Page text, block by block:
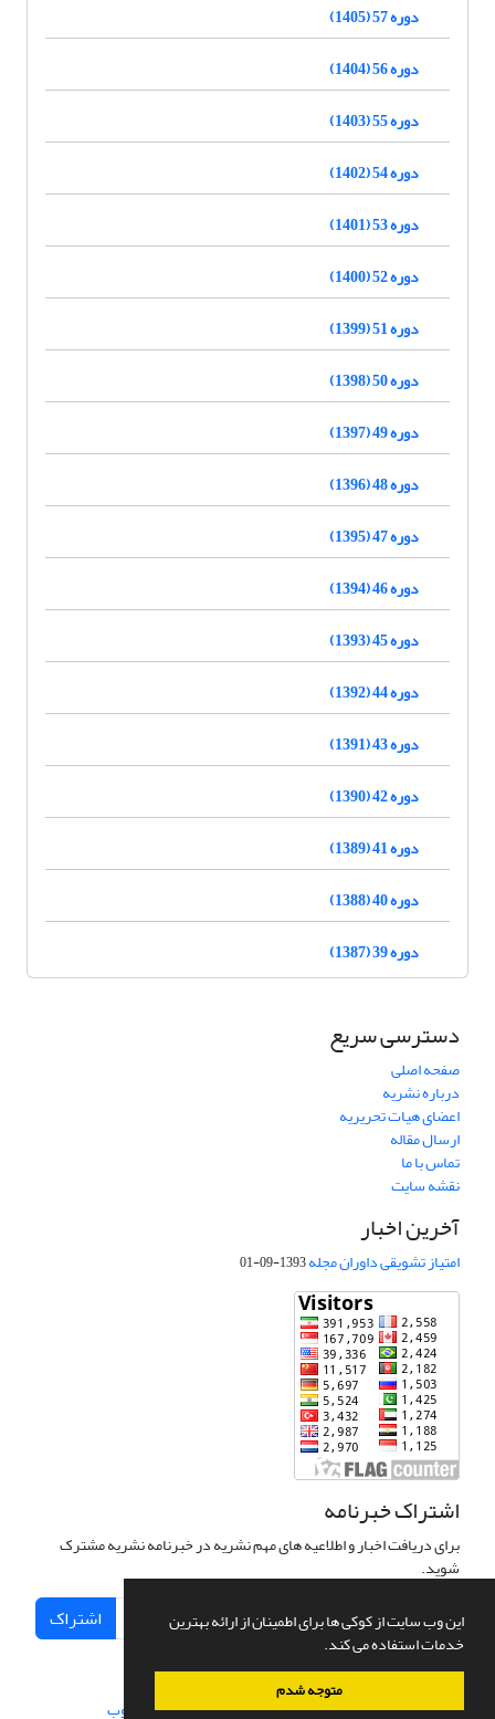
این وب سایت از کوکی ها برای اطمینان از ارائه بهترین
خدمات استفاده می کند.
متوجه شدم
دوره 57 (1405)
دوره 56 (1404)
دوره 55 (1403)
دوره 54 (1402)
دوره 53 (1401)
دوره 52 (1400)
دوره 51 (1399)
دوره 50 (1398)
دوره 49 (1397)
دوره 48 (1396)
دوره 47 (1395)
دوره 46 (1394)
دوره 45 (1393)
دوره 44 (1392)
دوره 43 (1391)
دوره 42 (1390)
دوره 41 (1389)
دوره 40 (1388)
دوره 39 (1387)
دسترسی سریع
صفحه اصلی
درباره نشریه
اعضای هیات تحریریه
ارسال مقاله
تماس با ما
نقشه سایت
آخرین اخبار
امتیاز تشویقی داوران مجله1393-09-01
اشتراک خبرنامه
برای دریافت اخبار و اطلاعیه های مهم نشریه در خبرنامه نشریه مشترک
شوید.
اشتراک
سامانه مدیریت نشریات علمی.طراحی و پیاده سازی از سیناوب